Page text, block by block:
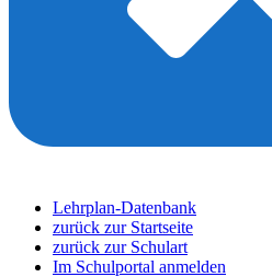
Lehrplan-Datenbank
zurück zur Startseite
zurück zur Schulart
Im Schulportal anmelden